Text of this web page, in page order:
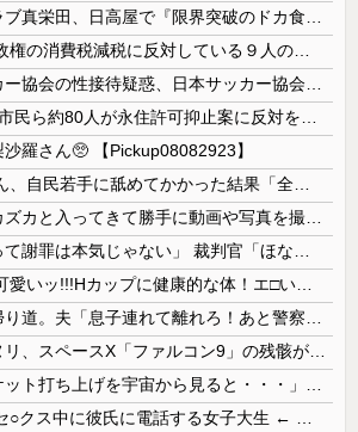
沙羅さん🥺 【Pickup08082923】